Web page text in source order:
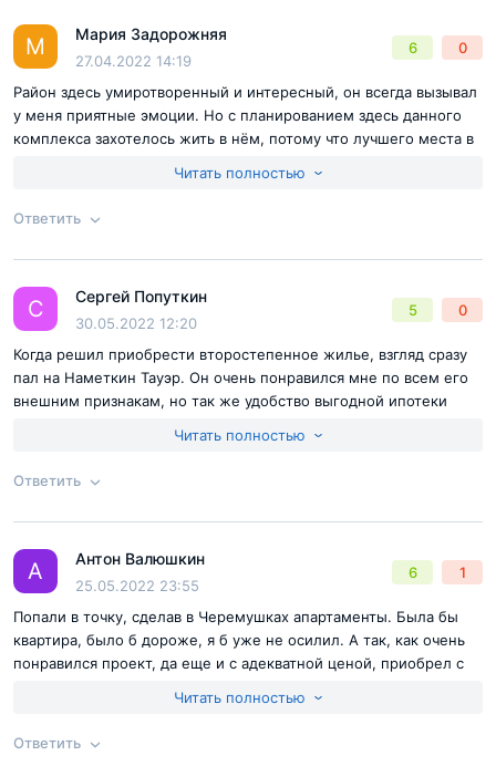
Инфраструктура: простая арифметика
разместится в подземной части здания. Исходя из того,
что в проекте представлено 2 314 лотов, нетрудно
сосчитать, что мест в нём хватит лишь 30% жильцов.
Однако смягчающим обстоятельством в данном случае
― начиная со второго, пять этажей корпуса включают в
Ответ на отзыв @Владимир
Согласен справилами публикациина сайте
Отправить комментарий
М Мария Задорожняя
27.04.2022 14:19
6 0
Район здесь умиротворенный и интересный, он всегда вызывал
у меня приятные эмоции. Но с планированием здесь данного
комплекса захотелось жить в нём, потому что лучшего места в
Читать полностью
Ответить
Ответ на отзыв
Согласен справилами публикациина сайте
Отправить комментарий
С Сергей Попуткин
30.05.2022 12:20
5 0
Когда решил приобрести второстепенное жилье, взгляд сразу
пал на Наметкин Тауэр. Он очень понравился мне по всем его
внешним признакам, но так же удобство выгодной ипотеки
Читать полностью
Ответить
Ответ на отзыв
А Антон Валюшкин
25.05.2022 23:55
6 1
Попали в точку, сделав в Черемушках апартаменты. Была бы
квартира, было б дороже, я б уже не осилил. А так, как очень
понравился проект, да еще и с адекватной ценой, приобрел с
Читать полностью
Ответить